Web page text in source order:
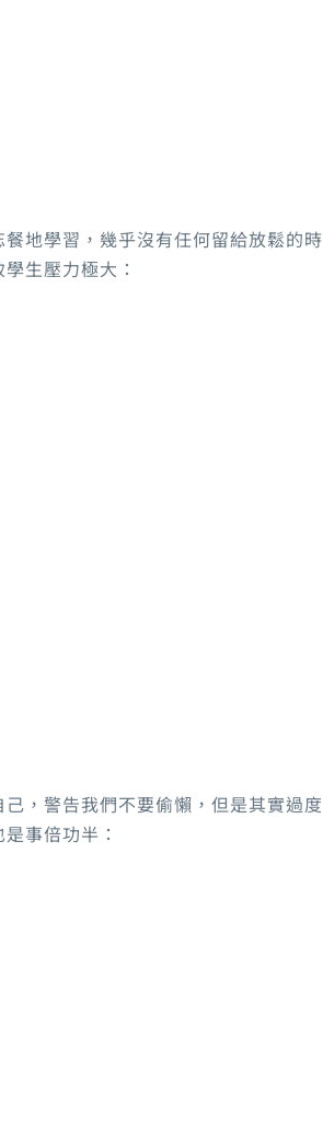
地學習，幾乎沒有任何留給放鬆的時
生壓力極大：
，警告我們不要偷懶，但是其實過度
事倍功半：